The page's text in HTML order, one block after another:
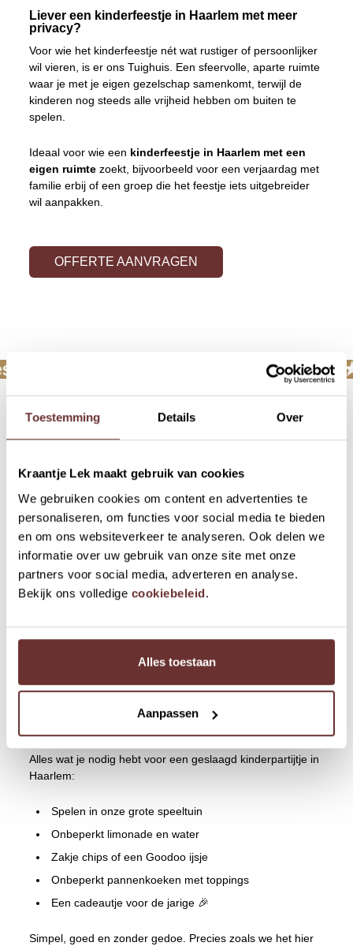
Toestemming Details Over
Kraantje Lek maakt gebruik van cookies
We gebruiken cookies om content en advertenties te
personaliseren, om functies voor social media te bieden
en om ons websiteverkeer te analyseren. Ook delen we
informatie over uw gebruik van onze site met onze
partners voor social media, adverteren en analyse.
Bekijk ons volledige cookiebeleid.
Alles toestaan
Aanpassen
Liever een kinderfeestje in Haarlem met meer
privacy?
Voor wie het kinderfeestje nét wat rustiger of persoonlijker
wil vieren, is er ons Tuighuis. Een sfeervolle, aparte ruimte
waar je met je eigen gezelschap samenkomt, terwijl de
kinderen nog steeds alle vrijheid hebben om buiten te
spelen.
Ideaal voor wie een kinderfeestje in Haarlem met een
eigen ruimte zoekt, bijvoorbeeld voor een verjaardag met
familie erbij of een groep die het feestje iets uitgebreider
wil aanpakken.
OFFERTE AANVRAGEN
vier je in de duinen bij Kraantje Lek
Kinderpartijtje Haarlem vieren
bij Kraantje Lek
Een kinderpartijtje in Haarlem vier je het liefst buiten.
aan tafel, precies zoals het hoort.
Bij Kraantje Lek, aan de rand van de duinen in Overveen,
vieren we al generaties lang verjaardagen. Geen druk
programma of overvolle planning, maar gewoon: spelen,
lachen en genieten. Zoals een kinderfeestje bedoeld is.
Het leukste kinderpartijtje in Haarlem?
avontuur in onze grote speeltuin. De kinderen vermaken
zich, terwijl jij rustig geniet van de omgeving. En daarna?
Wat zit er bij het kinderpartijtje?
Alles wat je nodig hebt voor een geslaagd kinderpartijtje in
Haarlem:
Spelen in onze grote speeltuin
Onbeperkt limonade en water
Zakje chips of een Goodoo ijsje
Onbeperkt pannenkoeken met toppings
Een cadeautje voor de jarige 🎉
Simpel, goed en zonder gedoe. Precies zoals we het hier